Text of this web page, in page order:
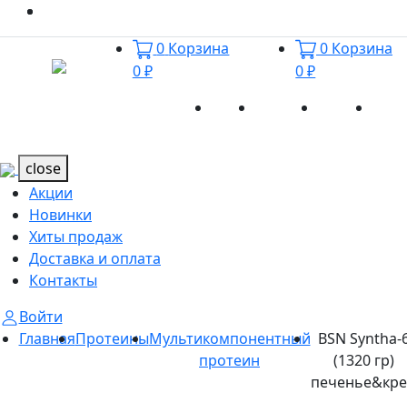
0 Корзина
0 ₽
0 Корзина
0 ₽
Акции Новинки
close
Акции
Новинки
Хиты продаж
Доставка и оплата
Контакты
Войти
ГлавнаяПротеиныМультикомпонентный
протеин
BSN Syntha-
(1320 гр)